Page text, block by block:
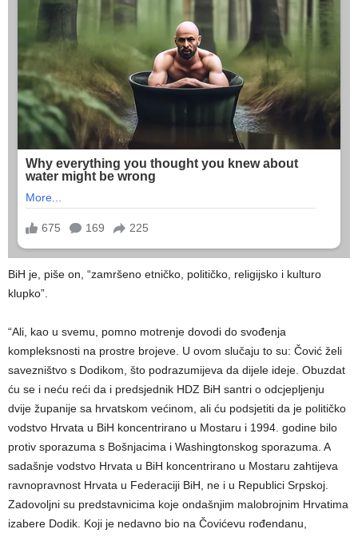
BiH je, piše on, “zamršeno etničko, političko, religijsko i kulturo
klupko”.
“Ali, kao u svemu, pomno motrenje dovodi do svođenja
kompleksnosti na prostre brojeve. U ovom slučaju to su: Čović želi
savezništvo s Dodikom, što podrazumijeva da dijele ideje. Obuzdat
ću se i neću reći da i predsjednik HDZ BiH santri o odcjepljenju
dvije županije sa hrvatskom većinom, ali ću podsjetiti da je političko
vodstvo Hrvata u BiH koncentrirano u Mostaru i 1994. godine bilo
protiv sporazuma s Bošnjacima i Washingtonskog sporazuma. A
sadašnje vodstvo Hrvata u BiH koncentrirano u Mostaru zahtijeva
ravnopravnost Hrvata u Federaciji BiH, ne i u Republici Srpskoj.
Zadovoljni su predstavnicima koje ondašnjim malobrojnim Hrvatima
izabere Dodik. Koji je nedavno bio na Čovićevu rođendanu,